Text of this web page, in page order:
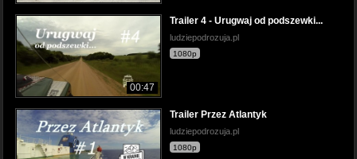
00:47
Trailer 4 - Urugwaj od podszewki...
ludziepodrozuja.pl
1080p
Trailer Przez Atlantyk
ludziepodrozuja.pl
1080p